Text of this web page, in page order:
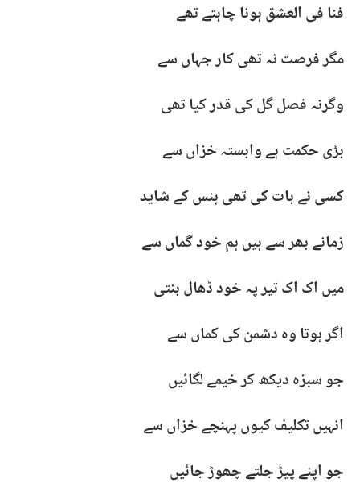
فنا فی العشق ہونا چاہتے تھے
مگر فرصت نہ تھی کار جہاں سے
وگرنہ فصل گل کی قدر کیا تھی
بڑی حکمت ہے وابستہ خزاں سے
کسی نے بات کی تھی ہنس کے شاید
زمانے بھر سے ہیں ہم خود گماں سے
میں اک اک تیر پہ خود ڈھال بنتی
اگر ہوتا وہ دشمن کی کماں سے
جو سبزہ دیکھ کر خیمے لگائیں
انہیں تکلیف کیوں پہنچے خزاں سے
جو اپنے پیڑ جلتے چھوڑ جائیں